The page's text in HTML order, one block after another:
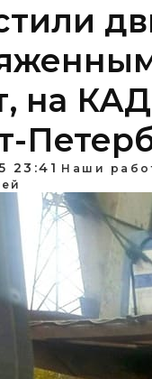
на
23:41 Наши